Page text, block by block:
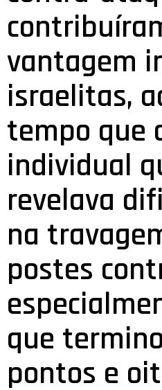
vantagem
israelitas,
tempo que
individual
revelava
na
postes
que
pontos e